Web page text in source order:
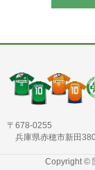
〒678-0255
兵庫県赤穂市新田
Copyright ©